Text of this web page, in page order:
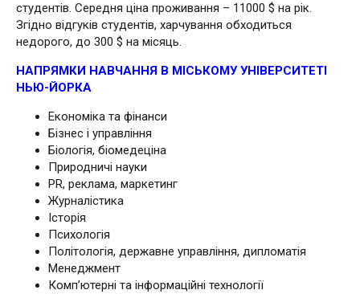
студентів. Середня ціна проживання – 11000 $ на рік.
Згідно відгуків студентів, харчування обходиться
недорого, до 300 $ на місяць.
НАПРЯМКИ НАВЧАННЯ В МІСЬКОМУ УНІВЕРСИТЕТІ
НЬЮ-ЙОРКА
Економіка та фінанси
Бізнес і управління
Біологія, біомедеціна
Природничі науки
PR, реклама, маркетинг
Журналістика
Історія
Психологія
Політологія, державне управління, дипломатія
Менеджмент
Комп’ютерні та інформаційні технології